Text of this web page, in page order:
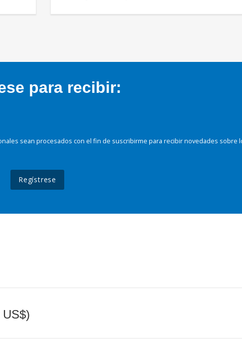
para recibir:
sean procesados con el fin de suscribirme para recibir novedades sobre
Regístrese